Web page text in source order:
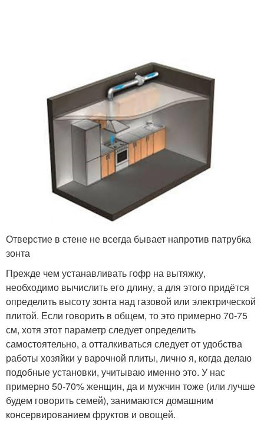
Отверстие в стене не всегда бывает напротив патрубка
зонта
Прежде чем устанавливать гофр на вытяжку,
необходимо вычислить его длину, а для этого придётся
определить высоту зонта над газовой или электрической
плитой. Если говорить в общем, то это примерно 70-75
см, хотя этот параметр следует определить
самостоятельно, а отталкиваться следует от удобства
работы хозяйки у варочной плиты, лично я, когда делаю
подобные установки, учитываю именно это. У нас
примерно 50-70% женщин, да и мужчин тоже (или лучше
будем говорить семей), занимаются домашним
консервированием фруктов и овощей.